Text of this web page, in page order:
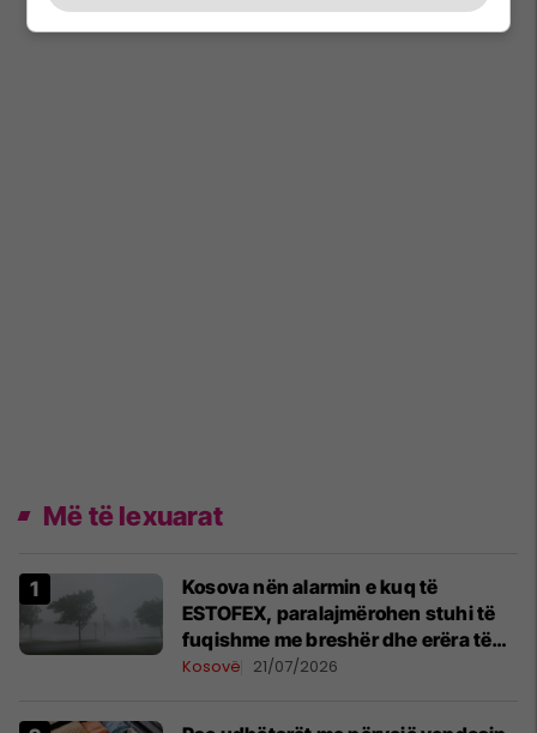
Më të lexuarat
Kosova nën alarmin e kuq të
ESTOFEX, paralajmërohen stuhi të
fuqishme me breshër dhe erëra të
forta
Kosovë 21/07/2026